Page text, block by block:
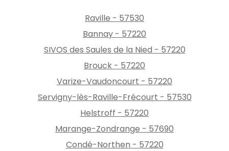
Raville - 57530
Bannay - 57220
SIVOS des Saules de la Nied - 57220
Brouck - 57220
Varize-Vaudoncourt - 57220
Servigny-lès-Raville-Frécourt - 57530
Helstroff - 57220
Marange-Zondrange - 57690
Condé-Northen - 57220